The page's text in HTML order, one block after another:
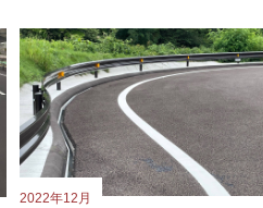
2022年12月